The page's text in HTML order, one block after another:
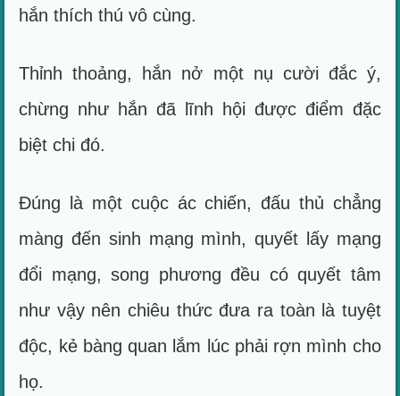
hắn thích thú vô cùng.
Thỉnh thoảng, hắn nở một nụ cười đắc ý,
chừng như hắn đã lĩnh hội được điểm đặc
biệt chi đó.
Đúng là một cuộc ác chiến, đấu thủ chẳng
màng đến sinh mạng mình, quyết lấy mạng
đổi mạng, song phương đều có quyết tâm
như vậy nên chiêu thức đưa ra toàn là tuyệt
độc, kẻ bàng quan lắm lúc phải rợn mình cho
họ.